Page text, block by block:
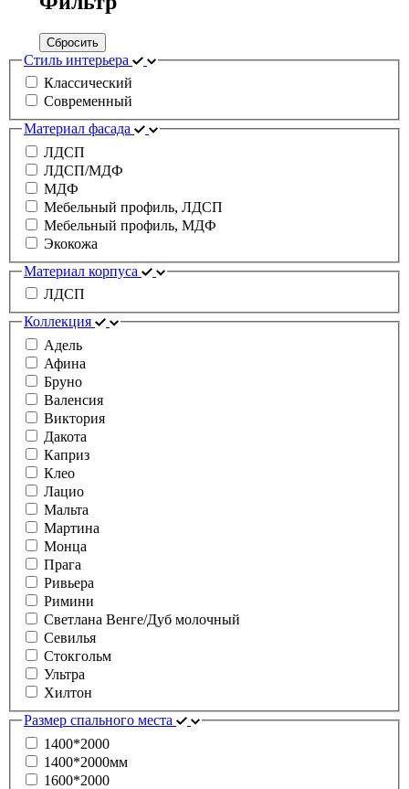
Сбросить
Стиль интерьера
Классический
Современный
Материал фасада
ЛДСП
ЛДСП/МДФ
МДФ
Мебельный профиль, ЛДСП
Мебельный профиль, МДФ
Экокожа
Материал корпуса
ЛДСП
Коллекция
Адель
Афина
Бруно
Валенсия
Виктория
Дакота
Каприз
Клео
Лацио
Мальта
Мартина
Монца
Прага
Ривьера
Римини
Светлана Венге/Дуб молочный
Севилья
Стокгольм
Ультра
Хилтон
Размер спального места
1400*2000
1400*2000мм
1600*2000